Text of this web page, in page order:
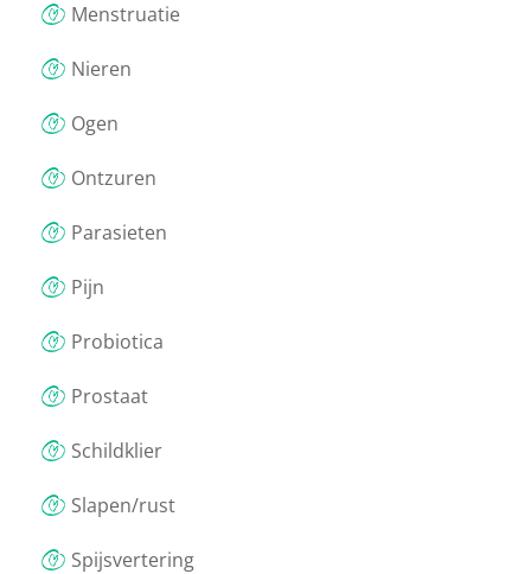
Menstruatie
Nieren
Ogen
Ontzuren
Parasieten
Pijn
Probiotica
Prostaat
Schildklier
Slapen/rust
Spijsvertering